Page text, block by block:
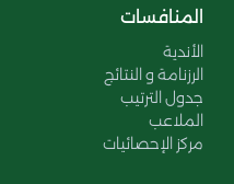
المنافسات
الأندية
الرزنامة و النتائج
جدول الترتيب
الملاعب
مركز الإحصائيات